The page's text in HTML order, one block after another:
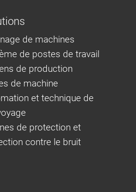
de machines
de postes de travail
de production
de machine
et technique de
de protection et
contre le bruit